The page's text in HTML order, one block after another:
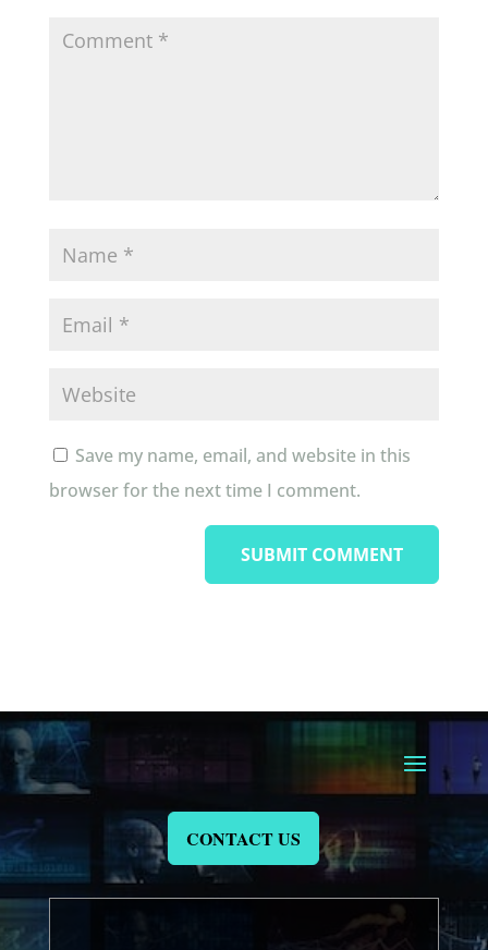
Save my name, email, and website in this
browser for the next time I comment.
CONTACT US